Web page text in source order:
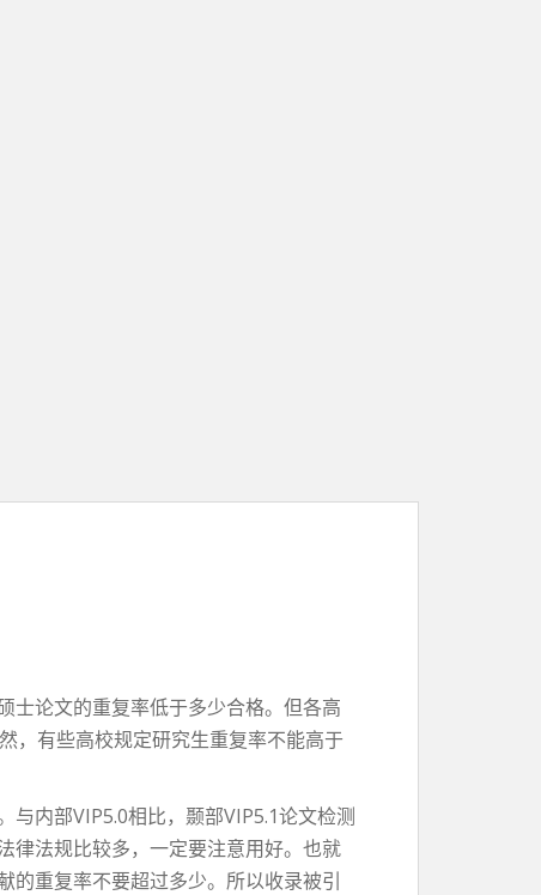
士论文的重复率低于多少合格。但各高
，有些高校规定研究生重复率不能高于
内部VIP5.0相比，颞部VIP5.1论文检测
律法规比较多，一定要注意用好。也就
的重复率不要超过多少。所以收录被引